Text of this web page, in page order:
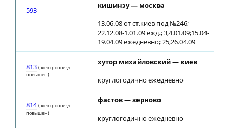
593
кишинэу — москва
13.06.08 от ст.киев под №246;
22.12.08-1.01.09 ежд.; 3,4.01.09;15.04-
19.04.09 ежедневно; 25,26.04.09
813 (электропоезд
повышен)
хутор михайловский — киев
круглогодично ежедневно
814 (электропоезд
повышен)
фастов — зерново
круглогодично ежедневно